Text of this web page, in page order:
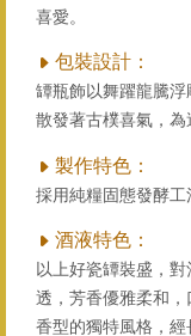
喜愛。
包裝設計：
罈瓶飾以舞躍龍騰浮
散發著古樸喜氣，為
製作特色：
採用純糧固態發酵工
酒液特色：
以上好瓷罈裝盛，
透，芳香優雅柔和
香型的獨特風格，經